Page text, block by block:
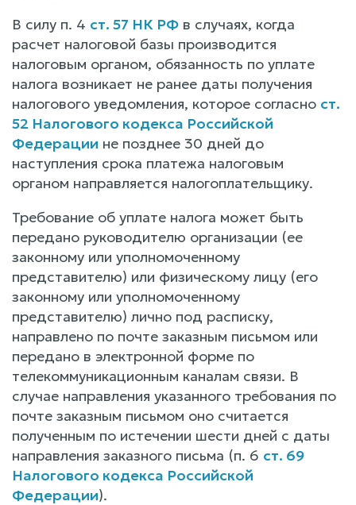
В силу п. 4 ст. 57 НК РФ в случаях, когда
расчет налоговой базы производится
налоговым органом, обязанность по уплате
налога возникает не ранее даты получения
налогового уведомления, которое согласно ст.
52 Налогового кодекса Российской
Федерации не позднее 30 дней до
наступления срока платежа налоговым
органом направляется налогоплательщику.
Требование об уплате налога может быть
передано руководителю организации (ее
законному или уполномоченному
представителю) или физическому лицу (его
законному или уполномоченному
представителю) лично под расписку,
направлено по почте заказным письмом или
передано в электронной форме по
телекоммуникационным каналам связи. В
случае направления указанного требования по
почте заказным письмом оно считается
полученным по истечении шести дней с даты
направления заказного письма (п. 6 ст. 69
Налогового кодекса Российской
Федерации).